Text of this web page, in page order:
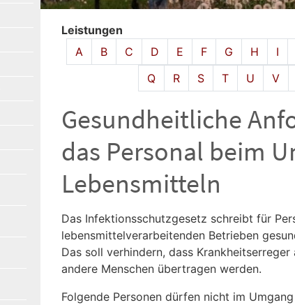
Leistungen
Alphabetisches Register überspringen
A B C D E F G H I
Q
R S T U V
Gesundheitliche
das Personal beim
Lebensmitteln
Das Infektionsschutzgesetz schreibt für
lebensmittelverarbeitenden Betrieben
Das soll verhindern, dass
andere Menschen übertragen werden.
Folgende Personen dürfen nicht im